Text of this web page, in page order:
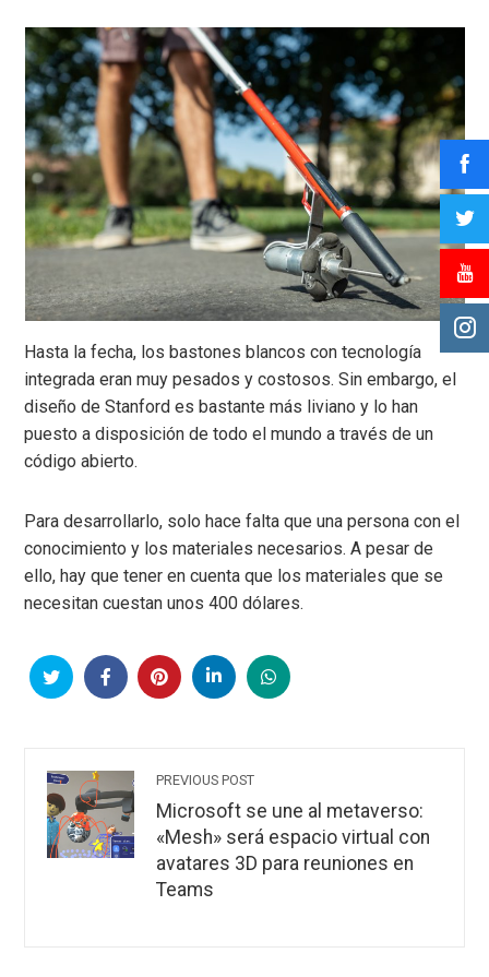
Hasta la fecha, los bastones blancos con tecnología
integrada eran muy pesados y costosos. Sin embargo, el
diseño de Stanford es bastante más liviano y lo han
puesto a disposición de todo el mundo a través de un
código abierto.
Para desarrollarlo, solo hace falta que una persona con el
conocimiento y los materiales necesarios. A pesar de
ello, hay que tener en cuenta que los materiales que se
necesitan cuestan unos 400 dólares.
PREVIOUS POST
Microsoft se une al metaverso:
«Mesh» será espacio virtual con
avatares 3D para reuniones en
Teams